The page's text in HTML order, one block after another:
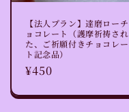
【法人プラン】達磨ローチ
ョコレート（護摩祈祷され
た、ご祈願付きチョコレー
ト記念品）
通
価
¥450